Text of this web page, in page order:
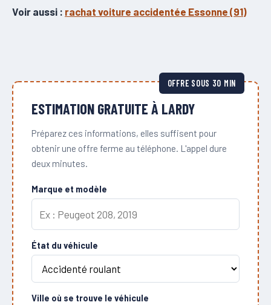
Voir aussi : rachat voiture accidentée Essonne (91)
OFFRE SOUS 30 MIN
ESTIMATION GRATUITE À LARDY
Préparez ces informations, elles suffisent pour
obtenir une offre ferme au téléphone. L'appel dure
deux minutes.
Marque et modèle
État du véhicule
Ville où se trouve le véhicule